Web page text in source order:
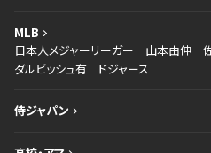
MLB
日本人メジャーリーガー
山本由伸
ダルビッシュ有
ドジャース
侍ジャパン